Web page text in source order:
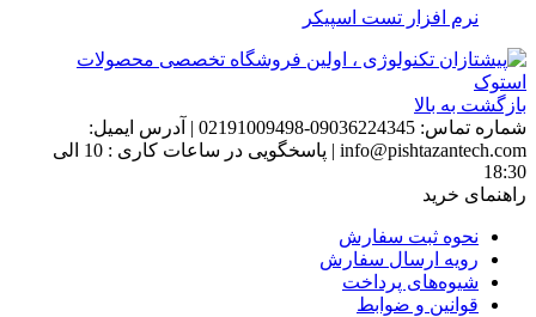
نرم افزار تست اسپیکر
بازگشت به بالا
شماره تماس: 09036224345-02191009498
| آدرس ایمیل:
info@pishtazantech.com
|
پاسخگویی در ساعات کاری : 10 الی
18:30
راهنمای خرید
نحوه ثبت سفارش
رویه ارسال سفارش
شیوه‌های پرداخت
قوانین و ضوابط